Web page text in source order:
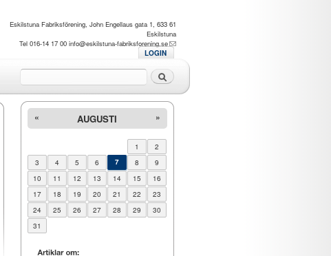
Eskilstuna Fabriksförening, John Engellaus gata 1, 633 61
Eskilstuna
Tel 016-14 17 00 info@eskilstuna-fabriksforening.se
Sök
LOGIN
AUGUSTI
« »
1
2
3
4 5 6 7 8
9
10
11 12 13 14 15
16
17
18 19 20 21 22
23
24
25 26 27 28 29
30
31